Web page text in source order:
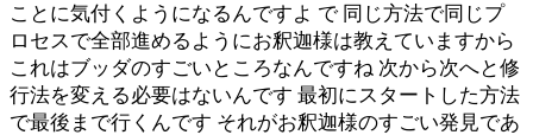
ことに気付くようになるんですよ で 同じ方法で同じプ
ロセスで全部進めるようにお釈迦様は教えていますから
これはブッダのすごいところなんですね 次から次へと修
行法を変える必要はないんです 最初にスタートした方法
で最後まで行くんです それがお釈迦様のすごい発見であ